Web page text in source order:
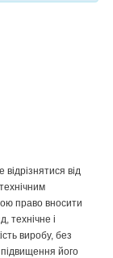
від
право вносити
технічне і
виробу, без
його